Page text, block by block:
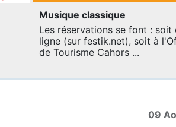
Musique classique
Les réservations se font : soit
ligne (sur festik.net), soit à
de Tourisme Cahors ...
09